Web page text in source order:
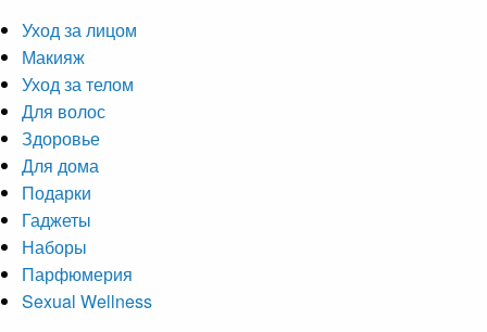
Уход за лицом
Макияж
Уход за телом
Для волос
Здоровье
Для дома
Подарки
Гаджеты
Наборы
Парфюмерия
Sexual Wellness